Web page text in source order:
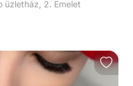
üzletház, 2. Emelet